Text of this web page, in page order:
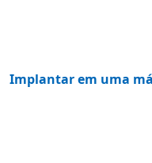
Implantar em uma